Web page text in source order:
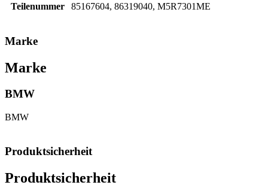
Teilenummer 85167604, 86319040, M5R7301ME
Marke
Marke
BMW
BMW
Produktsicherheit
Produktsicherheit